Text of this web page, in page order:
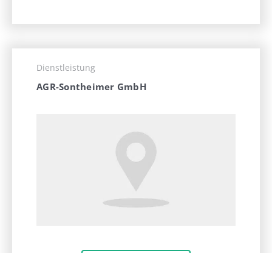
Dienstleistung
AGR-Sontheimer GmbH